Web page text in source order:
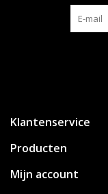
Klantenservice
Producten
Mijn account